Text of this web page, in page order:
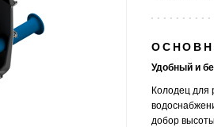
Удобный и
Колодец для
добор